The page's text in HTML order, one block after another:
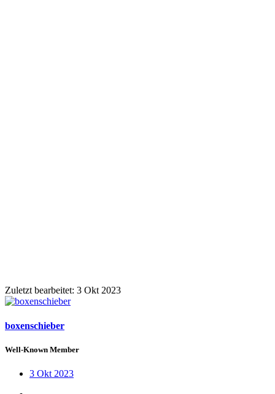
Zuletzt bearbeitet: 3 Okt 2023
boxenschieber
Well-Known Member
3 Okt 2023